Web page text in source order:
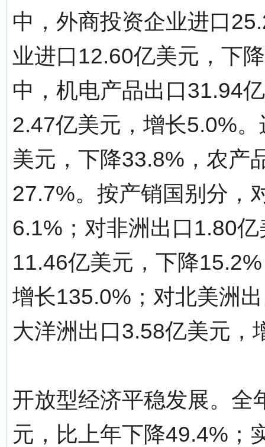
中，外商投资企业进口
业进口12.60亿美元，下
中，机电产品出口31.94
2.47亿美元，增长5.0%
美元，下降33.8%，农产
27.7%。按产销国别分，
6.1%；对非洲出口1.80
11.46亿美元，下降
增长135.0%；对北美洲
大洋洲出口3.58亿美元，
开放型经济平稳发展。全
元，比上年下降49.4%；